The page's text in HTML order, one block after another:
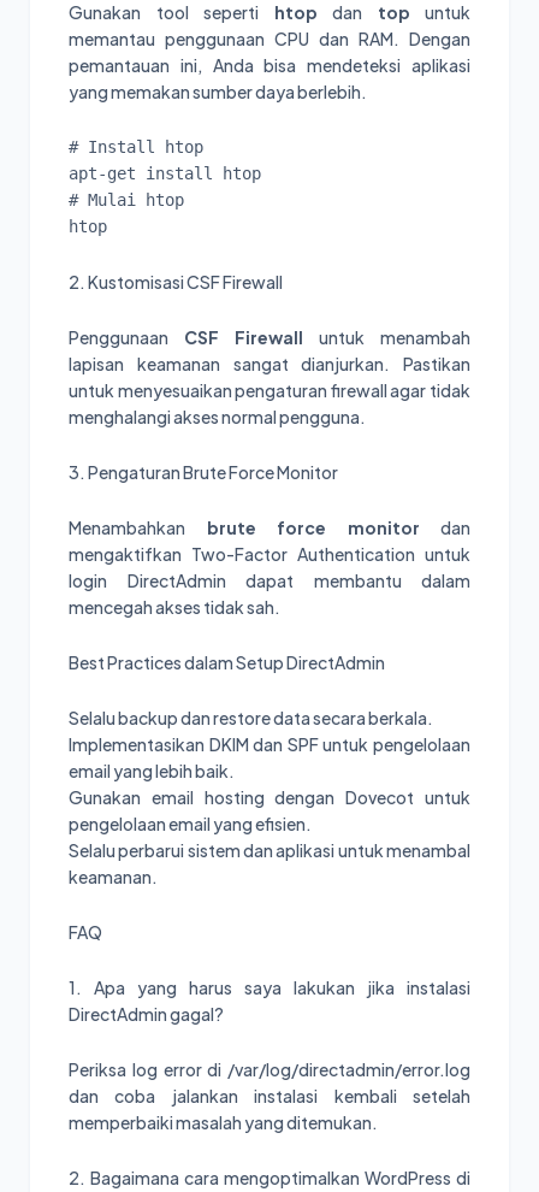
Gunakan tool seperti htop dan top untuk
memantau penggunaan CPU dan RAM. Dengan
pemantauan ini, Anda bisa mendeteksi aplikasi
yang memakan sumber daya berlebih.
# Install htop
apt-get install htop
# Mulai htop
2. Kustomisasi CSF Firewall
Penggunaan CSF Firewall untuk menambah
lapisan keamanan sangat dianjurkan. Pastikan
untuk menyesuaikan pengaturan firewall agar tidak
menghalangi akses normal pengguna.
3. Pengaturan Brute Force Monitor
Menambahkan brute force monitor dan
mengaktifkan Two-Factor Authentication untuk
login DirectAdmin dapat membantu dalam
mencegah akses tidak sah.
Best Practices dalam Setup DirectAdmin
Selalu backup dan restore data secara berkala.
Implementasikan DKIM dan SPF untuk pengelolaan
email yang lebih baik.
Gunakan email hosting dengan Dovecot untuk
pengelolaan email yang efisien.
Selalu perbarui sistem dan aplikasi untuk menambal
keamanan.
FAQ
1. Apa yang harus saya lakukan jika instalasi
DirectAdmin gagal?
Periksa log error di /var/log/directadmin/error.log
dan coba jalankan instalasi kembali setelah
memperbaiki masalah yang ditemukan.
2. Bagaimana cara mengoptimalkan WordPress di